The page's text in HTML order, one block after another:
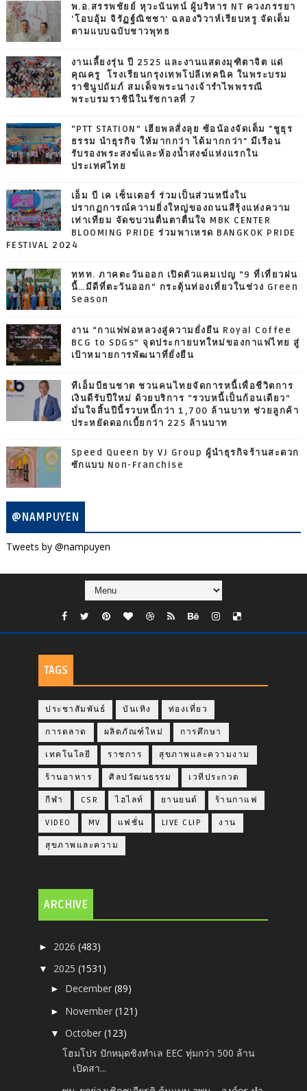
พ.อ.สรรพชัยย์ หุวะนันทน์ ผู้บริหาร NT ควงภรรยา
‘โอบอุ้ม จิรัฏฐ์ณิชชา’ ฉลองวิวาห์เรียบหรู จัดเต็ม
ตามแบบฉบับชาวพุทธ
งานเลี้ยงรุ่น ปี 2525 และงานแสดงมุฑิตาจิต แด่
คุณครู โรงเรียนกรุงเทพโปลีเทคนิค ในพระบรม
ราชินูปถัมภ์ สมเด็จพระนางเจ้ารำไพพรรณี
พระบรมราชินีในรัชกาลที่ 7
“PTT STATION” เฮียพลสั่งลุย ซ้อน้องจัดเต็ม "ชูธุร
ธรรม นำธุรกิจ ให้มากกว่า ได้มากกว่า" มีเรือน
รับรองพระสงฆ์และห้องน้ำสงฆ์แห่งแรกใน
ประเทศไทย
เอ็ม บี เค เซ็นเตอร์ ร่วมเป็นส่วนหนึ่งใน
ปรากฏการณ์ความยิ่งใหญ่ของถนนสีรุ้งแห่งความ
เท่าเทียม จัดขบวนตื่นตาตื่นใจ MBK CENTER
BLOOMING PRIDE ร่วมพาเหรด BANGKOK PRIDE
FESTIVAL 2024
ททท. ภาคตะวันออก เปิดตัวแคมเปญ “9 ที่เที่ยวฝน
นี้…มีดีที่ตะวันออก” กระตุ้นท่องเที่ยวในช่วง Green
Season
งาน “กาแฟพ่อหลวงสู่ความยั่งยืน Royal Coffee
BCG to SDGs” จุดประกายบทใหม่ของกาแฟไทย สู่
เป้าหมายการพัฒนาที่ยั่งยืน
ทีเอ็มบีธนชาต ชวนคนไทยจัดการหนี้เพื่อชีวิตการ
เงินดีรับปีใหม่ ด้วยบริการ “รวบหนี้เป็นก้อนเดียว”
มั่นใจสิ้นปีนี้รวบหนี้กว่า 1,700 ล้านบาท ช่วยลูกค้า
ประหยัดดอกเบี้ยกว่า 225 ล้านบาท
Speed Queen by VJ Group ผู้นำธุรกิจร้านสะดวก
ซักแบบ Non-Franchise
@NAMPUYEN
Tweets by @nampuyen
TAGS
ประชาสัมพันธ์ บันเทิง ท่องเที่ยว
การตลาด ผลิตภัณฑ์ใหม่ การศึกษา
เทคโนโลยี ราชการ สุขภาพและความงาม
ร้านอาหาร ศิลปวัฒนธรรม เวทีประกวด
กีฬา CSR ไฮไลท์ ยานยนต์ ร้านกาแฟ
VIDEO MV แฟชั่น LIVE CLIP งาน
สุขภาพและความ
ARCHIVE
► 2026(483)
▼ 2025(1531)
► December(89)
► November(121)
▼October(123)
โฮมโปร ปักหมุดชิงทำเล EEC ทุ่มกว่า 500 ล้าน
เปิดสา...